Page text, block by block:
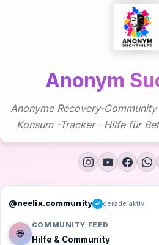
Anonym
Anonyme Recovery-Community
Konsum -Tracker · Hilfe für
@neelix.community ✓ gerade aktiv
🌐
COMMUNITY FEED
Hilfe & Community